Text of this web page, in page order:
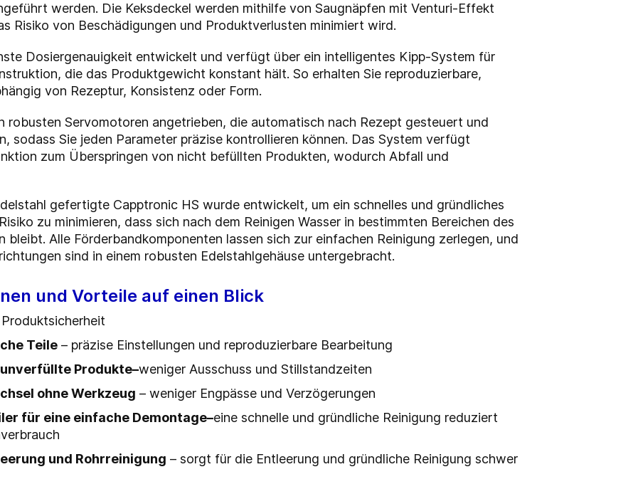
werden. Die Keksdeckel werden mithilfe von Saugnäpfen mit Venturi-Effekt
Risiko von Beschädigungen und Produktverlusten minimiert wird.
Dosiergenauigkeit entwickelt und verfügt über ein intelligentes Kipp-System für
die das Produktgewicht konstant hält. So erhalten Sie reproduzierbare,
von Rezeptur, Konsistenz oder Form.
robusten Servomotoren angetrieben, die automatisch nach Rezept gesteuert und
sodass Sie jeden Parameter präzise kontrollieren können. Das System verfügt
zum Überspringen von nicht befüllten Produkten, wodurch Abfall und
gefertigte Capptronic HS wurde entwickelt, um ein schnelles und gründliches
zu minimieren, dass sich nach dem Reinigen Wasser in bestimmten Bereichen des
bleibt. Alle Förderbandkomponenten lassen sich zur einfachen Reinigung zerlegen, und
sind in einem robusten Edelstahlgehäuse untergebracht.
und Vorteile auf einen Blick
Teile – präzise Einstellungen und reproduzierbare Bearbeitung
Produkte–weniger Ausschuss und Stillstandzeiten
ohne Werkzeug – weniger Engpässe und Verzögerungen
für eine einfache Demontage–eine schnelle und gründliche Reinigung reduziert
und Rohrreinigung – sorgt für die Entleerung und gründliche Reinigung schwer